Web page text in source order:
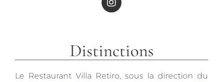
Distinctions
Le Restaurant Villa Retiro, sous la direction du